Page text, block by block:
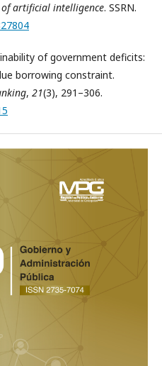
artificial intelligence. SSRN.
of government deficits:
borrowing constraint.
, 21(3), 291–306.